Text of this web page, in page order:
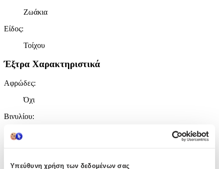
Υπεύθυνη χρήση των δεδομένων σας
Ζωάκια
Είδος:
Τοίχου
Έξτρα Χαρακτηριστικά
Αφρώδες:
Όχι
Βινυλίου:
Μπορντούρα:
Ναι